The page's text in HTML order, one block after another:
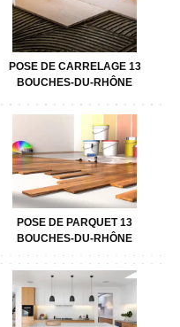
POSE DE CARRELAGE 13
BOUCHES-DU-RHÔNE
POSE DE PARQUET 13
BOUCHES-DU-RHÔNE